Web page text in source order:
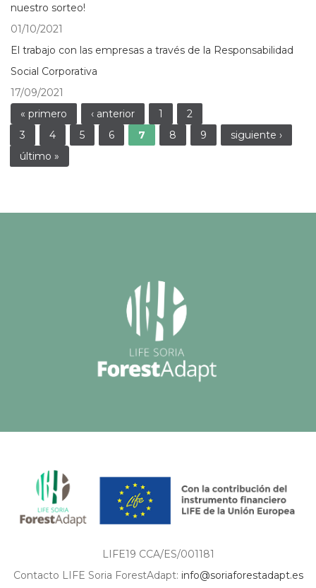
nuestro sorteo!
01/10/2021
El trabajo con las empresas a través de la Responsabilidad
Social Corporativa
17/09/2021
Páginas
« primero ‹ anterior 1
2
3
4 5 6 7 8 9
siguiente ›
último »
LIFE19 CCA/ES/001181
Contacto LIFE Soria ForestAdapt: info@soriaforestadapt.es